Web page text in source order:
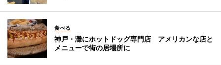
食べる
神戸・灘にホットドッグ専門店 アメリカンな店と
メニューで街の居場所に